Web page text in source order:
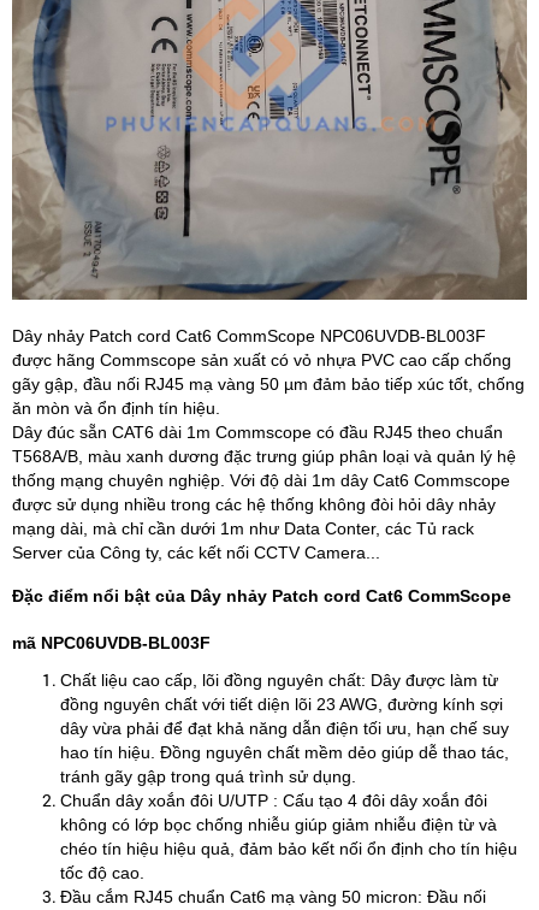
Dây nhảy Patch cord Cat6 CommScope NPC06UVDB-BL003F
được hãng Commscope sản xuất có vỏ nhựa PVC cao cấp chống
gãy gập, đầu nối RJ45 mạ vàng 50 µm đảm bảo tiếp xúc tốt, chống
ăn mòn và ổn định tín hiệu.
Dây đúc sẵn CAT6 dài 1m Commscope có đầu RJ45 theo chuẩn
T568A/B, màu xanh dương đặc trưng giúp phân loại và quản lý hệ
thống mạng chuyên nghiệp. Với độ dài 1m dây Cat6 Commscope
được sử dụng nhiều trong các hệ thống không đòi hỏi dây nhảy
mạng dài, mà chỉ cần dưới 1m như Data Conter, các Tủ rack
Server của Công ty, các kết nối CCTV Camera...
Đặc điểm nổi bật của Dây nhảy Patch cord Cat6 CommScope
mã NPC06UVDB-BL003F
Chất liệu cao cấp, lõi đồng nguyên chất: Dây được làm từ
đồng nguyên chất với tiết diện lõi 23 AWG, đường kính sợi
dây vừa phải để đạt khả năng dẫn điện tối ưu, hạn chế suy
hao tín hiệu. Đồng nguyên chất mềm dẻo giúp dễ thao tác,
tránh gãy gập trong quá trình sử dụng.
Chuẩn dây xoắn đôi U/UTP : Cấu tạo 4 đôi dây xoắn đôi
không có lớp bọc chống nhiễu giúp giảm nhiễu điện từ và
chéo tín hiệu hiệu quả, đảm bảo kết nối ổn định cho tín hiệu
tốc độ cao.
Đầu cắm RJ45 chuẩn Cat6 mạ vàng 50 micron: Đầu nối